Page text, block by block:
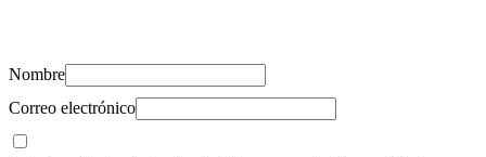
Nombre
Correo electrónico